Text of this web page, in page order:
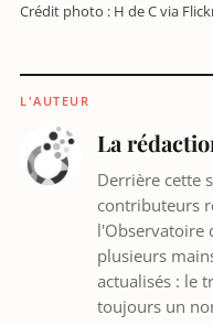
Crédit photo : H de C via
L'AUTEUR
La
Derrière cette
contributeurs
l'Observatoire
plusieurs
actualisés : le
toujours un